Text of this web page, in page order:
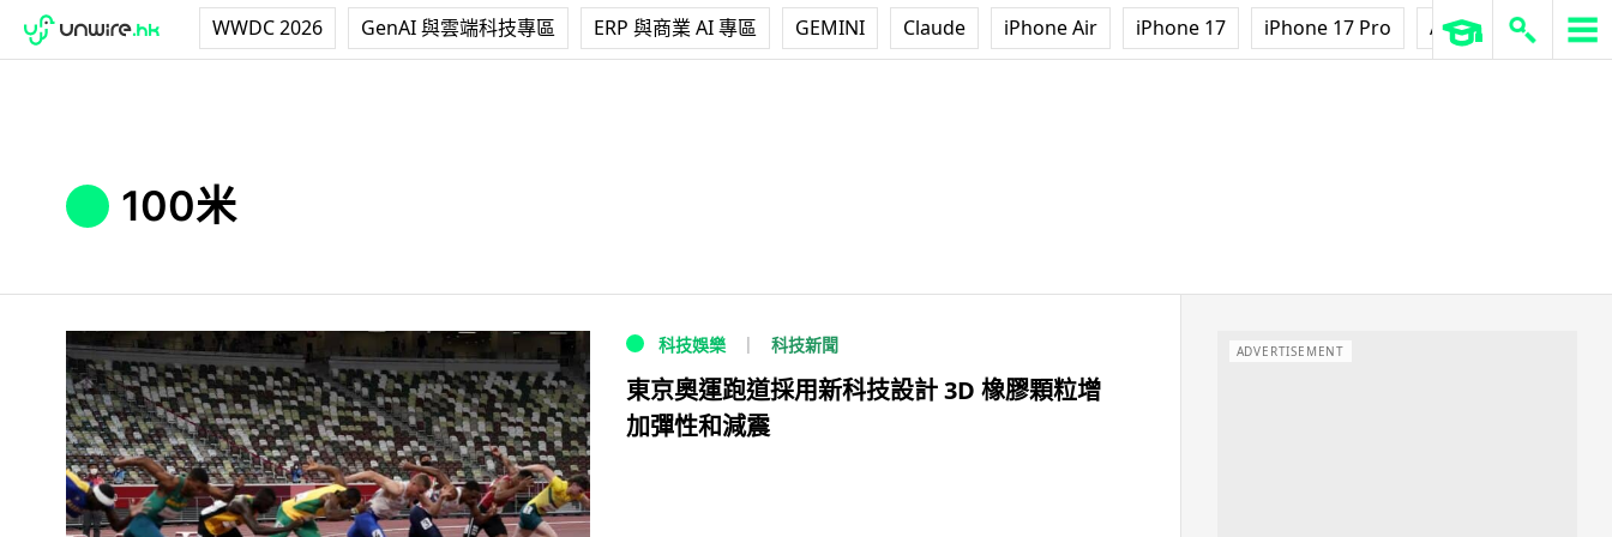
WWDC 2026 GenAI 與雲端科技專區 ERP 與商業 AI 專區 GEMINI Claude iPhone Air iPhone 17 iPhone 17 Pro AirPods Pro 3
100米
科技娛樂 科技新聞
東京奧運跑道採用新科技設計 3D 橡膠顆粒增
加彈性和減震
ADVERTISEMENT